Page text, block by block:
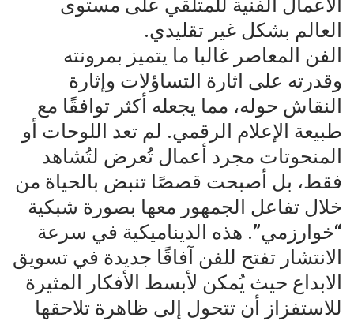
الأعمال الفنية للمتلقي على مستوى
العالم بشكل غير تقليدي.
الفن المعاصر غالبا ما يتميز بمرونته
وقدرته على اثارة التساؤلات وإثارة
النقاش حوله، مما يجعله أكثر توافقًا مع
طبيعة الإعلام الرقمي. لم تعد اللوحات أو
المنحوتات مجرد أعمال تُعرض لتُشاهد
فقط، بل أصبحت قصصًا تنبض بالحياة من
خلال تفاعل الجمهور معها بصورة شبكية
“خوارزمي”. هذه الديناميكية في سرعة
الانتشار تفتح للفن آفاقًا جديدة في تسويق
الابداع حيث يُمكن لأبسط الأفكار المثيرة
للاستفزاز أن تتحول إلى ظاهرة تلاحقها